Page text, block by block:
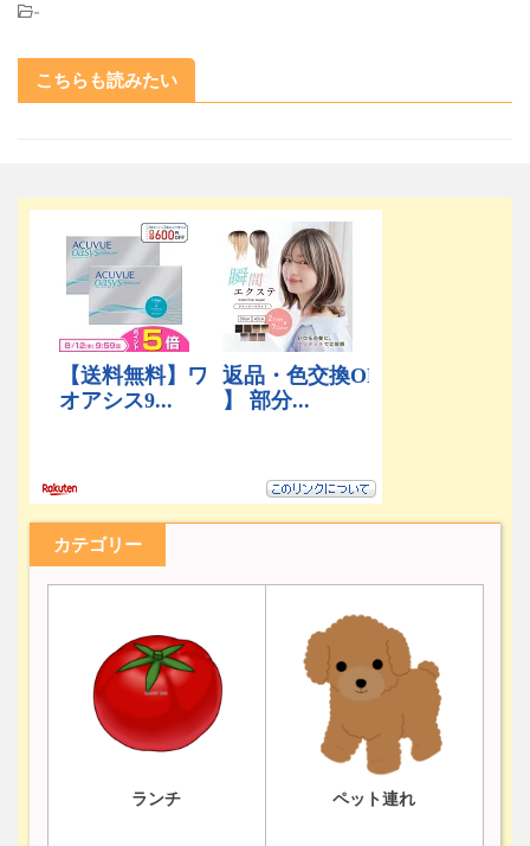
-
こちらも読みたい
カテゴリー
ランチ ペット連れ